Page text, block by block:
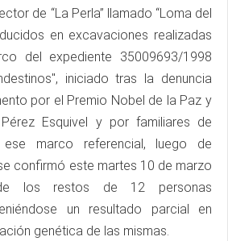
de “La Perla” llamado “Loma del
en excavaciones realizadas
del expediente 35009693/1998
iniciado tras la denuncia
por el Premio Nobel de la Paz y
Esquivel y por familiares de
ese marco referencial, luego de
confirmó este martes 10 de marzo
los restos de 12 personas
un resultado parcial en
genética de las mismas.